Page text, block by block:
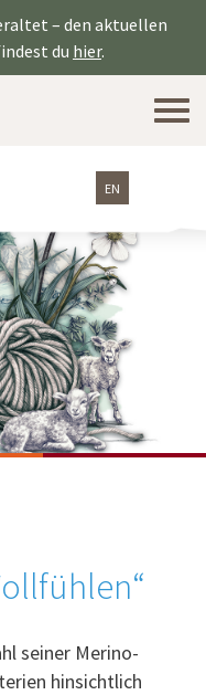
– den aktuellen
du hier.
EN
seiner Merino-
hinsichtlich